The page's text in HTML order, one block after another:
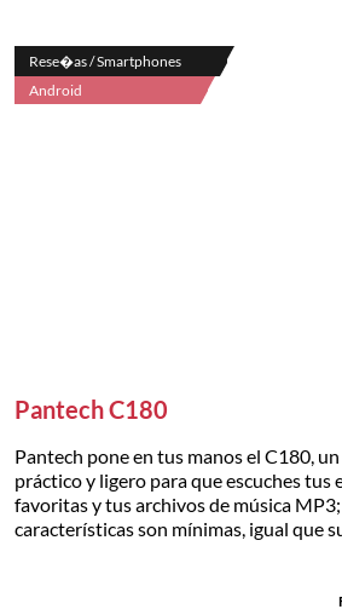
Rese�as / Smartphones
Android
Pantech C180
Pantech pone en tus manos el C180,
práctico y ligero para que escuches tus
favoritas y tus archivos de música
características son mínimas, igual que